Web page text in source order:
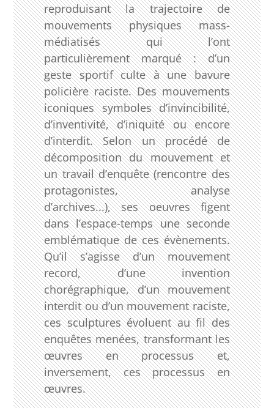
reproduisant la trajectoire de
mouvements physiques mass-
médiatisés qui l’ont
particulièrement marqué : d’un
geste sportif culte à une bavure
policière raciste. Des mouvements
iconiques symboles d’invincibilité,
d’inventivité, d’iniquité ou encore
d’interdit. Selon un procédé de
décomposition du mouvement et
un travail d’enquête (rencontre des
protagonistes, analyse
d’archives...), ses oeuvres figent
dans l’espace-temps une seconde
emblématique de ces évènements.
Qu’il s’agisse d’un mouvement
record, d’une invention
chorégraphique, d’un mouvement
interdit ou d’un mouvement raciste,
ces sculptures évoluent au fil des
enquêtes menées, transformant les
œuvres en processus et,
inversement, ces processus en
œuvres.